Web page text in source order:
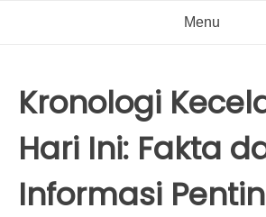
Menu
Kronologi
Hari Ini: Fakta
Informasi